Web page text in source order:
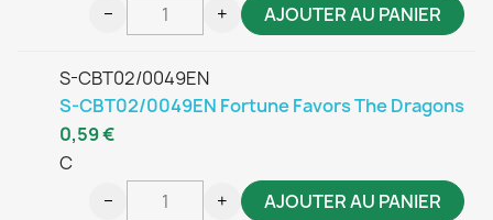
− + AJOUTER AU PANIER
S-CBT02/0049EN
S-CBT02/0049EN Fortune Favors The Dragons
C
0,59 €
− + AJOUTER AU PANIER